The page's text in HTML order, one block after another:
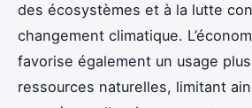
des écosystèmes et à la lutte
changement climatique.
favorise également un usage
ressources naturelles, limitant